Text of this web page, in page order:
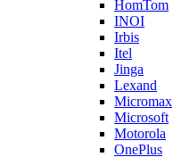
HomTom
INOI
Irbis
Itel
Jinga
Lexand
Micromax
Microsoft
Motorola
OnePlus